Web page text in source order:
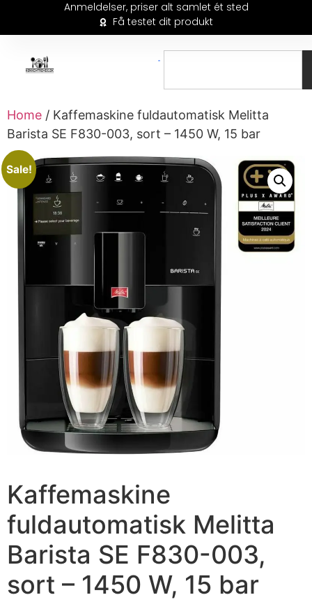
Anmeldelser, priser alt samlet ét sted
Få testet dit produkt
Home / Kaffemaskine fuldautomatisk Melitta
Barista SE F830-003, sort – 1450 W, 15 bar
Sale!
Kaffemaskine
fuldautomatisk Melitta
Barista SE F830-003,
sort – 1450 W, 15 bar